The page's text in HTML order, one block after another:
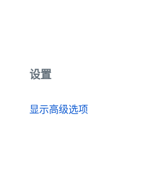
设置
显示高级选项